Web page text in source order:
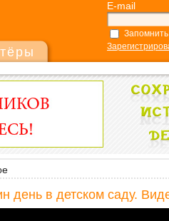
E-mail
день в детском саду.